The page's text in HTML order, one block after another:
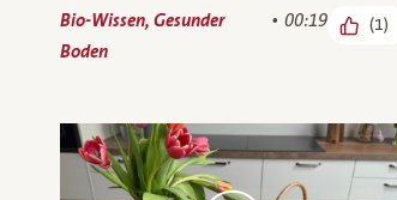
Bio-Wissen, Gesunder
Boden
00:19 (1)